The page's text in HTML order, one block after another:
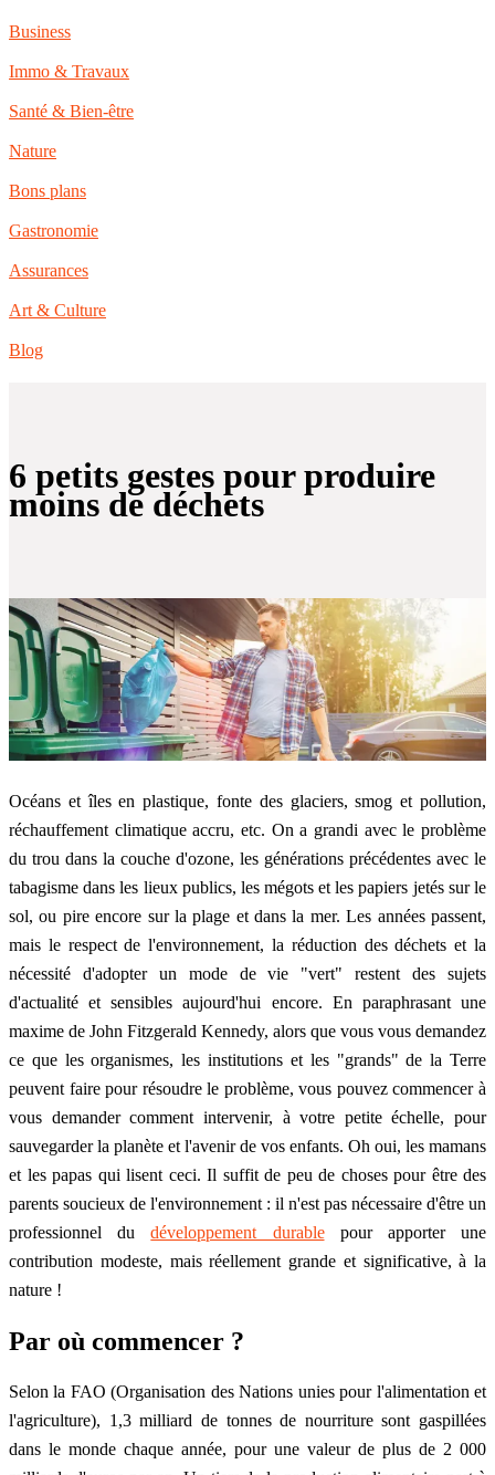
Business
Immo & Travaux
Santé & Bien-être
Nature
Bons plans
Gastronomie
Assurances
Art & Culture
Blog
6 petits gestes pour produire
moins de déchets
Océans et îles en plastique, fonte des glaciers, smog et pollution,
réchauffement climatique accru, etc. On a grandi avec le problème
du trou dans la couche d'ozone, les générations précédentes avec le
tabagisme dans les lieux publics, les mégots et les papiers jetés sur le
sol, ou pire encore sur la plage et dans la mer. Les années passent,
mais le respect de l'environnement, la réduction des déchets et la
nécessité d'adopter un mode de vie "vert" restent des sujets
d'actualité et sensibles aujourd'hui encore. En paraphrasant une
maxime de John Fitzgerald Kennedy, alors que vous vous demandez
ce que les organismes, les institutions et les "grands" de la Terre
peuvent faire pour résoudre le problème, vous pouvez commencer à
vous demander comment intervenir, à votre petite échelle, pour
sauvegarder la planète et l'avenir de vos enfants. Oh oui, les mamans
et les papas qui lisent ceci. Il suffit de peu de choses pour être des
parents soucieux de l'environnement : il n'est pas nécessaire d'être un
professionnel dudéveloppement durablepour apporter une
contribution modeste, mais réellement grande et significative, à la
nature !
Par où commencer ?
Selon la FAO (Organisation des Nations unies pour l'alimentation et
l'agriculture), 1,3 milliard de tonnes de nourriture sont gaspillées
dans le monde chaque année, pour une valeur de plus de 2 000